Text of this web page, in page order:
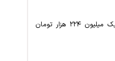
بن کالای اساسی برای بازنشستگان و بازماندگان از مبلغ یک میلیون و ۲۰ هزار تومان به مبلغ یک میلیون ۲۲۴ هزار تومان